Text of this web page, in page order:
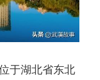
于湖北省东北